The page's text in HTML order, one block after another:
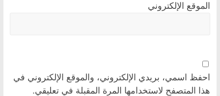
الموقع الإلكتروني
احفظ اسمي، بريدي الإلكتروني، والموقع الإلكتروني في
هذا المتصفح لاستخدامها المرة المقبلة في تعليقي.